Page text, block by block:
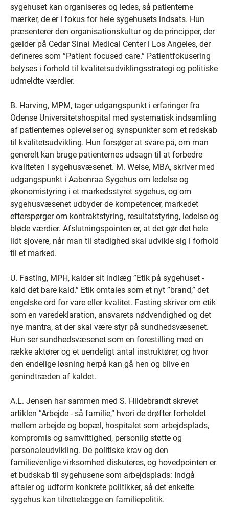
sygehuset kan organiseres og ledes, så patienterne
mærker, de er i fokus for hele sygehusets indsats. Hun
præsenterer den organisationskultur og de principper, der
gælder på Cedar Sinai Medical Center i Los Angeles, der
defineres som ”Patient focused care.” Patientfokusering
belyses i forhold til kvalitetsudviklingsstrategi og politiske
udmeldte værdier.
B. Harving, MPM, tager udgangspunkt i erfaringer fra
Odense Universitetshospital med systematisk indsamling
af patienternes oplevelser og synspunkter som et redskab
til kvalitetsudvikling. Hun forsøger at svare på, om man
generelt kan bruge patienternes udsagn til at forbedre
kvaliteten i sygehusvæsenet. M. Weise, MBA, skriver med
udgangspunkt i Aabenraa Sygehus om ledelse og
økonomistyring i et markedsstyret sygehus, og om
sygehusvæsenet udbyder de kompetencer, markedet
efterspørger om kontraktstyring, resultatstyring, ledelse og
bløde værdier. Afslutningspointen er, at det gør det hele
lidt sjovere, når man til stadighed skal udvikle sig i forhold
til et marked.
U. Fasting, MPH, kalder sit indlæg ”Etik på sygehuset -
kald det bare kald.” Etik omtales som et nyt ”brand,” det
engelske ord for vare eller kvalitet. Fasting skriver om etik
som en varedeklaration, ansvarets nødvendighed og det
nye mantra, at der skal være styr på sundhedsvæsenet.
Hun ser sundhedsvæsenet som en forestilling med en
række aktører og et uendeligt antal instruktører, og hvor
den endelige løsning herpå kan gå hen og blive en
genindtræden af kaldet.
A.L. Jensen har sammen med S. Hildebrandt skrevet
artiklen ”Arbejde - så familie,” hvori de drøfter forholdet
mellem arbejde og bopæl, hospitalet som arbejdsplads,
kompromis og samvittighed, personlig støtte og
personaleudvikling. De politiske krav og den
familievenlige virksomhed diskuteres, og hovedpointen er
et budskab til sygehusene som arbejdsplads: Indgå
aftaler og udform konkrete politikker, så det enkelte
sygehus kan tilrettelægge en familiepolitik.